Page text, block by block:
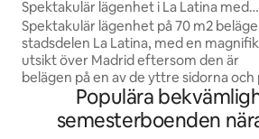
Spektakulär lägenhet i La Latina med
utsikt
Spektakulär lägenhet på 70 m2
stadsdelen La Latina, med en magnifik
utsikt över Madrid eftersom den är
belägen på en av de yttre sidorna och
en av de övre våningarna. - Mitt emot
Teatro de la Latina. - Beläget på Calle
Toledo. Ytterlägenhet med 2
Populära
semesterboenden